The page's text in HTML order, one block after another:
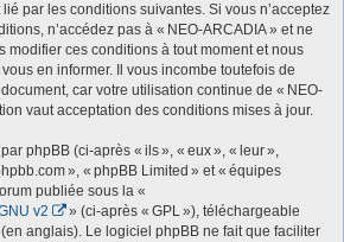
par les conditions suivantes. Si vous n’acceptez
n’accédez pas à « NEO-ARCADIA » et ne
modifier ces conditions à tout moment et nous
en informer. Il vous incombe toutefois de
car votre utilisation continue de « NEO-
vaut acceptation des conditions mises à jour.
phpBB (ci-après « ils », « eux », « leur »,
», « phpBB Limited » et « équipes
publiée sous la «
v2
» (ci-après « GPL »), téléchargeable
(en anglais). Le logiciel phpBB ne fait que faciliter